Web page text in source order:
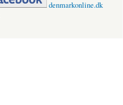
denmarkonline.dk